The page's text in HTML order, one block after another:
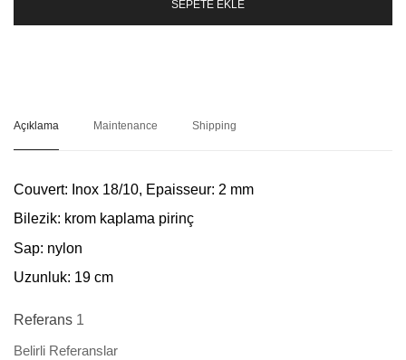
SEPETE EKLE
Açıklama Maintenance Shipping
Couvert: Inox 18/10, Epaisseur: 2 mm
Bilezik: krom kaplama pirinç
Sap: nylon
Uzunluk: 19 cm
Referans 1
Belirli Referanslar